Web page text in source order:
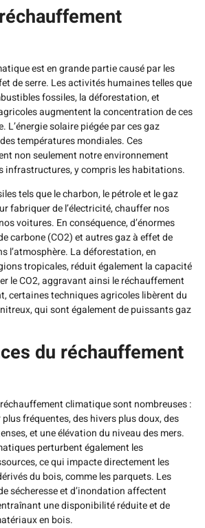
est en grande partie causé par les
de serre. Les activités humaines telles que
fossiles, la déforestation, et
augmentent la concentration de ces
L’énergie solaire piégée par ces gaz
températures mondiales. Ces
non seulement notre environnement
infrastructures, y compris les habitations.
tels que le charbon, le pétrole et le gaz
fabriquer de l’électricité, chauffer nos
voitures. En conséquence, d’énormes
carbone (CO2) et autres gaz à effet de
l’atmosphère. La déforestation, en
tropicales, réduit également la capacité
le CO2, aggravant ainsi le réchauffement
certaines techniques agricoles libèrent du
nitreux, qui sont également de puissants gaz
du réchauffement
climatique sont nombreuses :
fréquentes, des hivers plus doux, des
et une élévation du niveau des mers.
perturbent également les
ce qui impacte directement les
du bois, comme les parquets. Les
sécheresse et d’inondation affectent
une disponibilité réduite et de
en bois.